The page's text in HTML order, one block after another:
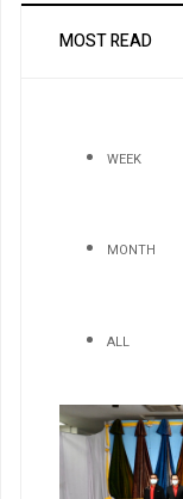
MOST READ
WEEK
MONTH
ALL